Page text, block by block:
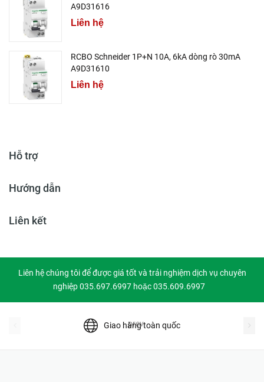
A9D31616
Liên hệ
RCBO Schneider 1P+N 10A, 6kA dòng rò 30mA
A9D31610
Liên hệ
Hỗ trợ
Hướng dẫn
Liên kết
Liên hệ chúng tôi để được giá tốt và trải nghiệm dịch vụ chuyên
nghiệp 035.697.6997 hoặc 035.609.6997
Giao hàng toàn quốc
prev